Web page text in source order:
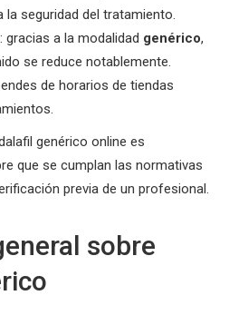
la seguridad del tratamiento.
a la modalidad genérico,
se reduce notablemente.
de horarios de tiendas
genérico online es
que se cumplan las normativas
previa de un profesional.
sobre